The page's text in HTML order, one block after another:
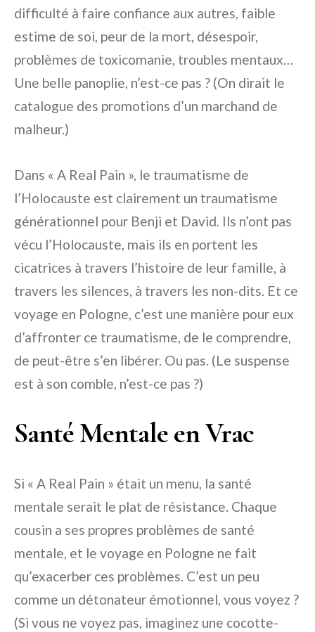
difficulté à faire confiance aux autres, faible
estime de soi, peur de la mort, désespoir,
problèmes de toxicomanie, troubles mentaux…
Une belle panoplie, n’est-ce pas ? (On dirait le
catalogue des promotions d’un marchand de
malheur.)
Dans « A Real Pain », le traumatisme de
l’Holocauste est clairement un traumatisme
générationnel pour Benji et David. Ils n’ont pas
vécu l’Holocauste, mais ils en portent les
cicatrices à travers l’histoire de leur famille, à
travers les silences, à travers les non-dits. Et ce
voyage en Pologne, c’est une manière pour eux
d’affronter ce traumatisme, de le comprendre,
de peut-être s’en libérer. Ou pas. (Le suspense
est à son comble, n’est-ce pas ?)
Santé Mentale en Vrac
Si « A Real Pain » était un menu, la santé
mentale serait le plat de résistance. Chaque
cousin a ses propres problèmes de santé
mentale, et le voyage en Pologne ne fait
qu’exacerber ces problèmes. C’est un peu
comme un détonateur émotionnel, vous voyez ?
(Si vous ne voyez pas, imaginez une cocotte-